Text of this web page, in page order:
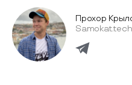
Прохор
Samokat.tech